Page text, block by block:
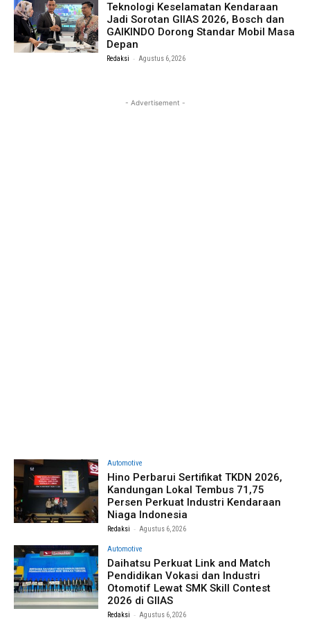
Teknologi Keselamatan Kendaraan
Jadi Sorotan GIIAS 2026, Bosch dan
GAIKINDO Dorong Standar Mobil Masa
Depan
Redaksi - Agustus 6, 2026
- Advertisement -
Automotive
Hino Perbarui Sertifikat TKDN 2026,
Kandungan Lokal Tembus 71,75
Persen Perkuat Industri Kendaraan
Niaga Indonesia
Redaksi - Agustus 6, 2026
Automotive
Daihatsu Perkuat Link and Match
Pendidikan Vokasi dan Industri
Otomotif Lewat SMK Skill Contest
2026 di GIIAS
Redaksi - Agustus 6, 2026